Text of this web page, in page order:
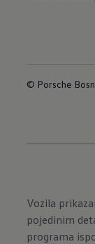
© Porsche
Vozila
pojedinim
programa